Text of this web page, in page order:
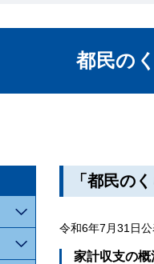
都民の
「都民の
令和6年7月31日
家計収支の概